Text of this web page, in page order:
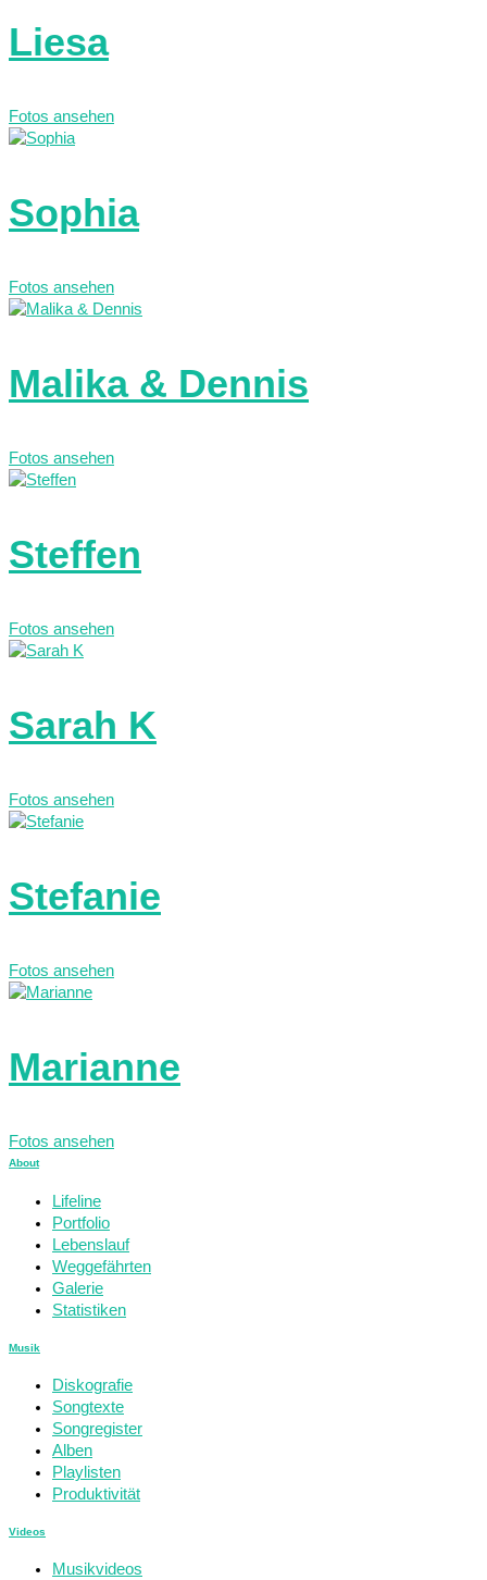
Liesa
Fotos ansehen
Sophia
Fotos ansehen
Malika & Dennis
Fotos ansehen
Steffen
Fotos ansehen
Sarah K
Fotos ansehen
Stefanie
Fotos ansehen
Marianne
Fotos ansehen
About
Lifeline
Portfolio
Lebenslauf
Weggefährten
Galerie
Statistiken
Musik
Diskografie
Songtexte
Songregister
Alben
Playlisten
Produktivität
Videos
Musikvideos